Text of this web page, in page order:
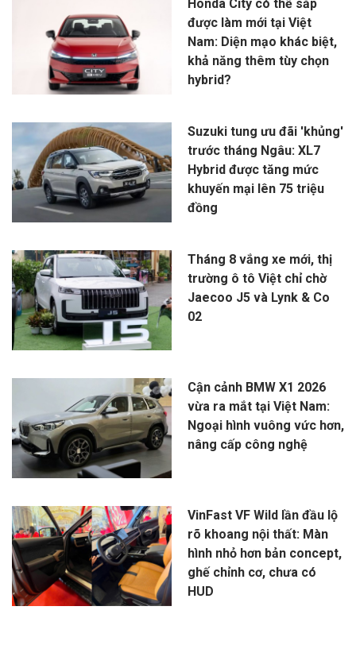
Honda City có thể sắp
được làm mới tại Việt
Nam: Diện mạo khác biệt,
khả năng thêm tùy chọn
hybrid?
Suzuki tung ưu đãi 'khủng'
trước tháng Ngâu: XL7
Hybrid được tăng mức
khuyến mại lên 75 triệu
đồng
Tháng 8 vắng xe mới, thị
trường ô tô Việt chỉ chờ
Jaecoo J5 và Lynk & Co
02
Cận cảnh BMW X1 2026
vừa ra mắt tại Việt Nam:
Ngoại hình vuông vức hơn,
nâng cấp công nghệ
VinFast VF Wild lần đầu lộ
rõ khoang nội thất: Màn
hình nhỏ hơn bản concept,
ghế chỉnh cơ, chưa có
HUD